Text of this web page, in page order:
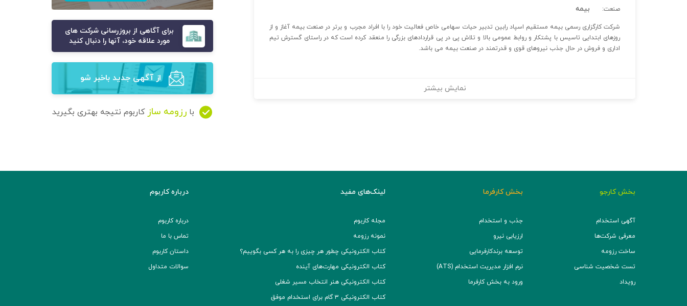
صنعت: بیمه
شرکت کارگزاری رسمی بیمه مستقیم اسپاد رابین تدبیر حیات سهامی خاص فعالیت خود را با افراد مجرب و برتر در صنعت بیمه آغاز و از
روزهای ابتدایی تاسیس با پشتکار و روابط عمومی بالا و تلاش پی در پی قراردادهای بزرگی را منعقد کرده است که در راستای گسترش تیم
اداری و فروش در حال جذب نیروهای قوی و قدرتمند در صنعت بیمه می باشد.
نمایش بیشتر
برای آگاهی از بروزرسانی شرکت های
مورد علاقه خود، آنها را دنبال کنید
از آگهی‌ جدید باخبر شو
با رزومه ساز کاربوم نتیجه بهتری بگیرید
بخش کارجو
آگهی استخدام
معرفی شرکت‌ها
ساخت رزومه
تست شخصیت شناسی
رویداد
بخش کارفرما
جذب و استخدام
ارزیابی نیرو
توسعه برند‌کارفرمایی
نرم افزار مدیریت استخدام (ATS)
ورود به بخش کارفرما
لینک‌های مفید
مجله کاربوم
نمونه رزومه
کتاب الکترونیکی چطور هر چیزی را به هر کسی بگوییم؟
کتاب الکترونیکی مهارت‌های آینده
کتاب الکترونیکی هنر انتخاب مسیر شغلی
کتاب الکترونیکی ۳ گام برای استخدام موفق
درباره کاربوم
درباره کاربوم
تماس با ما
داستان کاربوم
سوالات متداول